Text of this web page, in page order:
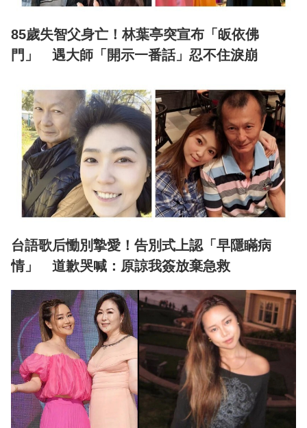
85歲失智父身亡！林葉亭突宣布「皈依佛
門」 遇大師「開示一番話」忍不住淚崩
台語歌后慟別摯愛！告別式上認「早隱瞞病
情」 道歉哭喊：原諒我簽放棄急救